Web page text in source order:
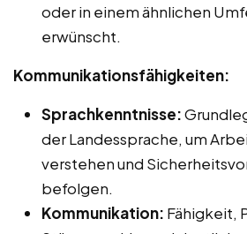
oder in einem ähnlichen
erwünscht.
Kommunikationsfähigkeiten:
Sprachkenntnisse:
der Landessprache, um
verstehen und
befolgen.
Kommunikation: Fähigkeit,